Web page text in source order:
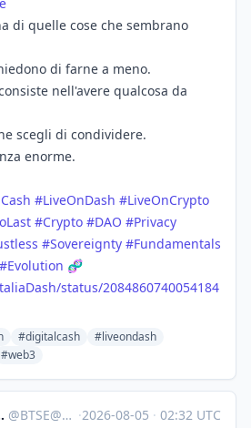
di quelle cose che sembrano
di farne a meno.
nell'avere qualcosa da
scegli di condividere.
enorme.
#LiveOnDash #LiveOnCrypto
#Crypto #DAO #Privacy
#Sovereignty #Fundamentals
#Evolution 🧬
status/2084860740054184
#digitalcash
#liveondash
#web3
@BTSE@brands.town ·2026-08-05 · 02:32 UTC